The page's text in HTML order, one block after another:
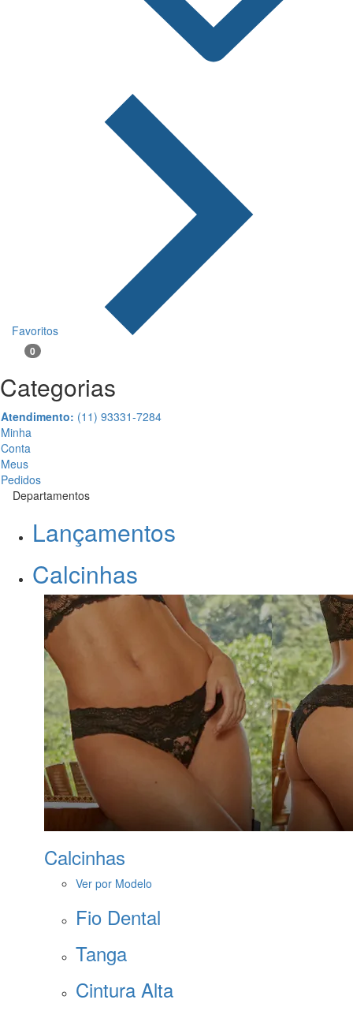
Favoritos
0
Categorias
Atendimento: (11) 93331-7284
Minha
Conta
Meus
Pedidos
Departamentos
Lançamentos
Calcinhas
Calcinhas
Ver por Modelo
Fio Dental
Tanga
Cintura Alta